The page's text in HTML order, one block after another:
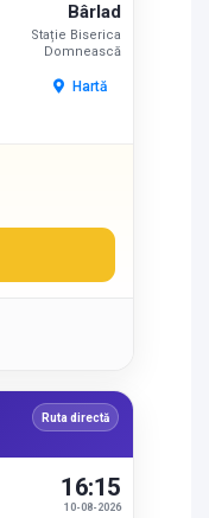
Bârlad
Stație Biserica
Domnească
Hartă
Ruta directă
10-08-2026
16:15